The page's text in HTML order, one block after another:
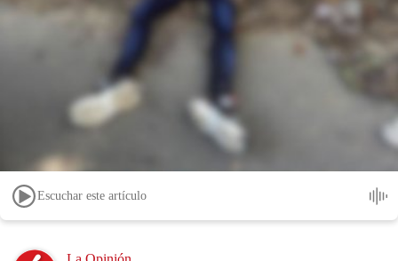
Escuchar este artículo